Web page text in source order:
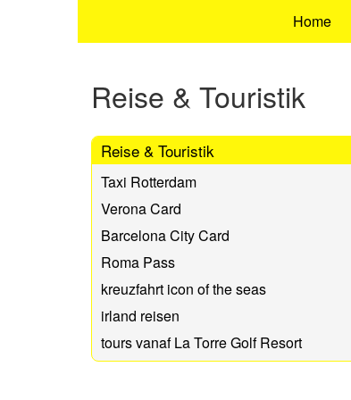
Home
Reise & Touristik
Reise & Touristik
Taxi Rotterdam
Verona Card
Barcelona City Card
Roma Pass
kreuzfahrt icon of the seas
irland reisen
tours vanaf La Torre Golf Resort